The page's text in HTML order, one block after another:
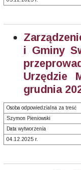
i Gminy
Urzędzie
grudnia
Osoba odpowiedzialna za treść
Szymon Pieniowski
Data wytworzenia
04.12.2025 r.